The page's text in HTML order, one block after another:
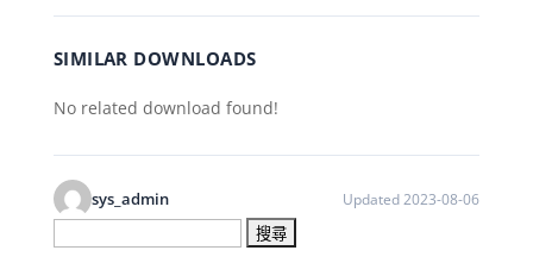
SIMILAR DOWNLOADS
No related download found!
sys_admin Updated 2023-08-06